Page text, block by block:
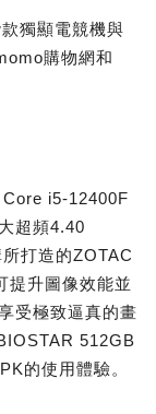
獨顯電競機與
購物網和
i5-12400F
超頻4.40
打造的ZOTAC
提升圖像效能並
受極致逼真的畫
512GB
的使用體驗。